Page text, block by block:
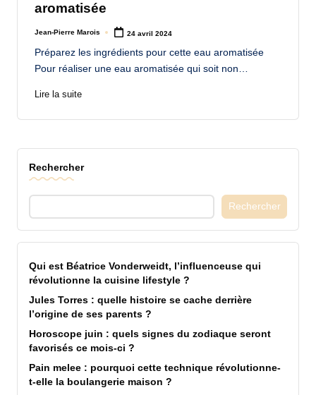
aromatisée
Posted
Jean-Pierre Marois 24 avril 2024
Préparez les ingrédients pour cette eau aromatisée
Pour réaliser une eau aromatisée qui soit non…
Lire la suite
Rechercher
Rechercher
Qui est Béatrice Vonderweidt, l’influenceuse qui
révolutionne la cuisine lifestyle ?
Jules Torres : quelle histoire se cache derrière
l’origine de ses parents ?
Horoscope juin : quels signes du zodiaque seront
favorisés ce mois-ci ?
Pain melee : pourquoi cette technique révolutionne-
t-elle la boulangerie maison ?